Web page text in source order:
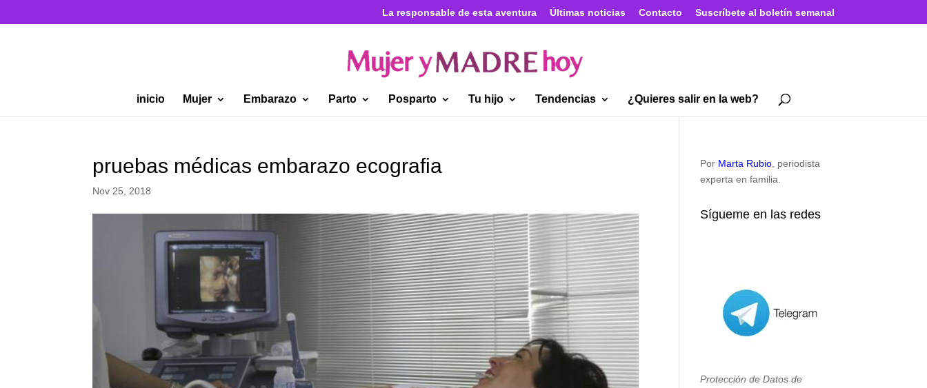
La responsable de esta aventura Últimas noticias Contacto Suscríbete al boletín semanal
inicio Mujer Embarazo Parto Posparto Tu hijo Tendencias ¿Quieres salir en la web?
pruebas médicas embarazo ecografia
Nov 25, 2018
Por Marta Rubio , periodista
experta en familia.
Sígueme en las redes
Protección de Datos de